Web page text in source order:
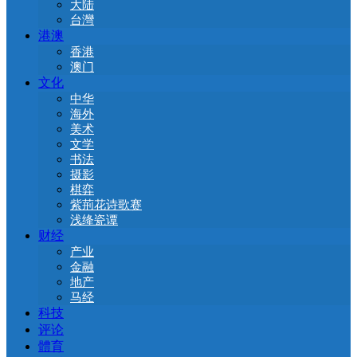
大陆
台灣
港澳
香港
澳门
文化
中华
海外
美术
文学
书法
摄影
棋弈
紫荊花诗歌赛
浅绛瓷谭
财经
产业
金融
地产
马经
科技
评论
體育